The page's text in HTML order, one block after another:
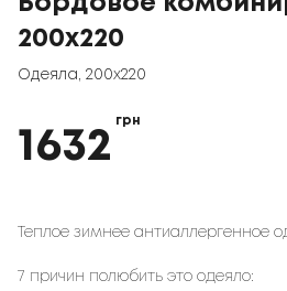
200x220
Одеяла 200x220
1632
грн
Теплое зимнее антиаллергенное
7 причин полюбить это одеяло: